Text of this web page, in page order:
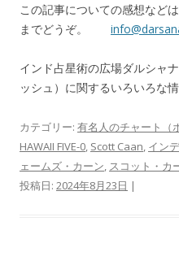
この記事についての感想など
までどうぞ。
インド占星術の広場ダルシャ
ッシュ）に関するいろいろな
カテゴリー: 有名人のチャート（
HAWAII FIVE-0, Scott Caan, イン
ェームズ・カーン, スコット・カ
投稿日: 2024年8月23日 |